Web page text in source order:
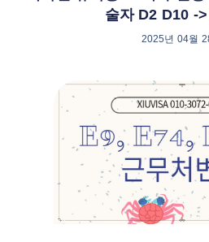
술자 D2 D10 -
2025년 04월